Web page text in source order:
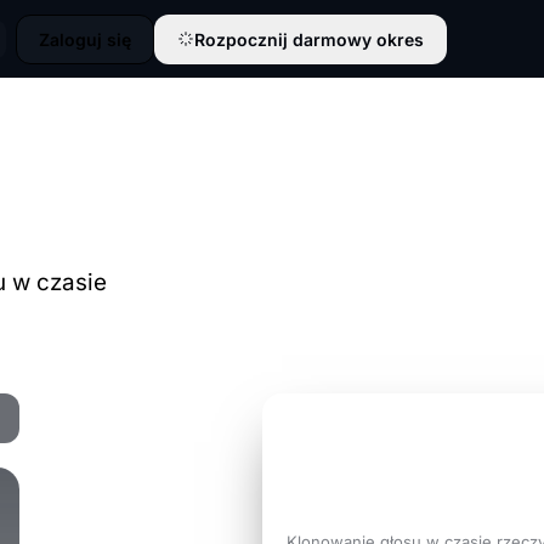
Zaloguj się Rozpocznij darmowy okres
w czasie